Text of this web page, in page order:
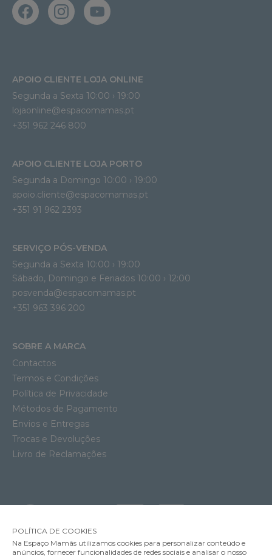
APOIO CLIENTE LOJA ONLINE
Segunda a Sexta 10:00 › 19:00
lojaonline@espacomamas.pt
+351 962 246 800
APOIO CLIENTE LOJA PORTO
Segunda a Domingo 10:00 › 19:00
apoio.cliente@espacomamas.pt
+351 91 962 2393
SERVIÇO PÓS-VENDA
Segunda a Sexta 10:00 › 19:00
Sábado, Domingo e Feriados 10:00 › 12:00
posvenda@espacomamas.pt
+351 963 396 200
SOBRE A MARCA
Contactos
Termos e Condições
Política de Privacidade
Métodos de Pagamento
Envios e Entregas
Trocas e Devoluções
Livro de Reclamações
POLÍTICA DE COOKIES
Na Espaço Mamãs utilizamos cookies para personalizar conteúdo e
anúncios, fornecer funcionalidades de redes sociais e analisar o nosso